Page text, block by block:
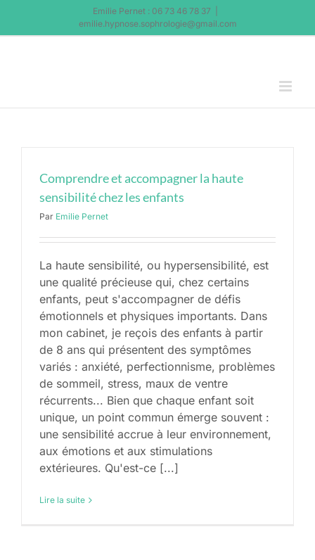
Emilie Pernet : 06 73 46 78 37
emilie.hypnose.sophrologie@gmail.com
Comprendre et accompagner la haute
sensibilité chez les enfants
Par Emilie Pernet
La haute sensibilité, ou hypersensibilité, est
une qualité précieuse qui, chez certains
enfants, peut s'accompagner de défis
émotionnels et physiques importants. Dans
mon cabinet, je reçois des enfants à partir
de 8 ans qui présentent des symptômes
variés : anxiété, perfectionnisme, problèmes
de sommeil, stress, maux de ventre
récurrents... Bien que chaque enfant soit
unique, un point commun émerge souvent :
une sensibilité accrue à leur environnement,
aux émotions et aux stimulations
extérieures. Qu'est-ce [...]
Lire la suite